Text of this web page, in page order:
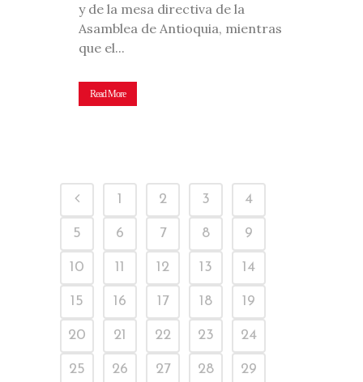
y de la mesa directiva de la
Asamblea de Antioquia, mientras
que el...
Read More
1 2 3 4
5 6 7 8 9
10 11 12 13 14
15 16 17 18 19
20 21 22 23 24
25 26 27 28 29